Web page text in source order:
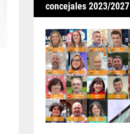
concejales 2023/2027